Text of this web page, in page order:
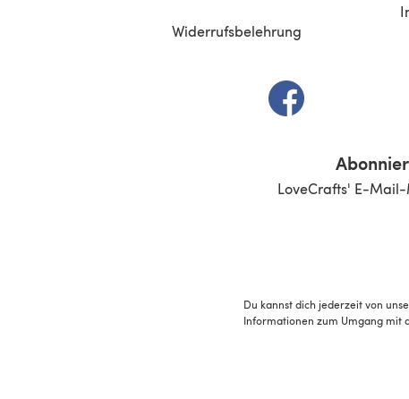
Widerrufsbelehrung
(öffnet sich in
LoveCrafts' E-
Du kannst dich jederzeit von
Informationen zum Umgang mit